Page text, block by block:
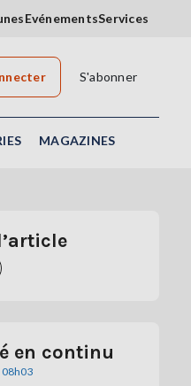
EvénementsServices
S'abonner
MAGAZINES
en continu
08h03